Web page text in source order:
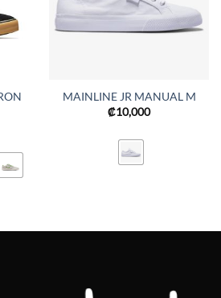
MAINLINE JR MANUAL M
₡10,000